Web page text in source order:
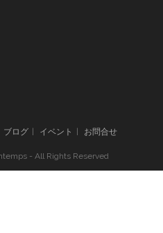
ブログ イベント お問合せ
- All Rights Reserved